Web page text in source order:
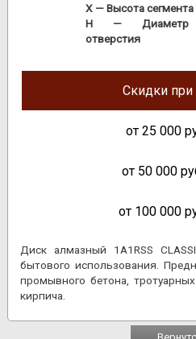
X— Высота сегмента
H— Диаметр
отверстия
Скидки при
от 25 000
от 50 000
от 100 000
Диск алмазный 1A1RSS
бытового использования.
промывного бетона,
кирпича.